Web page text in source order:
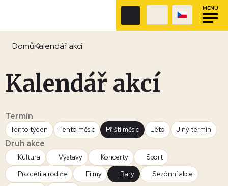
MENU
DomůKalendář akcí
Kalendář akcí
Termín
Tento týden Tento měsíc Příští měsíc Léto Jiný termín
Druh akce
Kultura Výstavy Koncerty
Sport
Pro děti a rodiče
Filmy Bary
Sezónní akce